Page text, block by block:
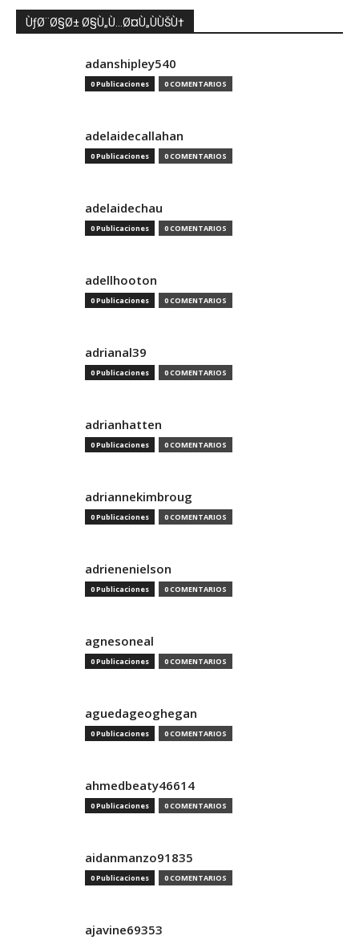
ÙƒØ¨Ø§Ø± Ø§Ù„Ù…Ø¤Ù„ÙÙŠÙ†
adanshipley540
0 Publicaciones 0 COMENTARIOS
adelaidecallahan
0 Publicaciones 0 COMENTARIOS
adelaidechau
0 Publicaciones 0 COMENTARIOS
adellhooton
0 Publicaciones 0 COMENTARIOS
adrianal39
0 Publicaciones 0 COMENTARIOS
adrianhatten
0 Publicaciones 0 COMENTARIOS
adriannekimbroug
0 Publicaciones 0 COMENTARIOS
adrienenielson
0 Publicaciones 0 COMENTARIOS
agnesoneal
0 Publicaciones 0 COMENTARIOS
aguedageoghegan
0 Publicaciones 0 COMENTARIOS
ahmedbeaty46614
0 Publicaciones 0 COMENTARIOS
aidanmanzo91835
0 Publicaciones 0 COMENTARIOS
ajavine69353